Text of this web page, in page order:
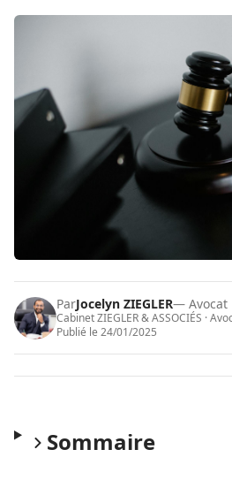
ParJocelyn ZIEGLER— Avocat
Cabinet ZIEGLER & ASSOCIÉS ·
Publié le 24/01/2025
Sommaire